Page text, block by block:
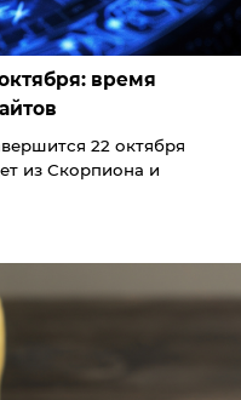
время
22 октября
из Скорпиона и